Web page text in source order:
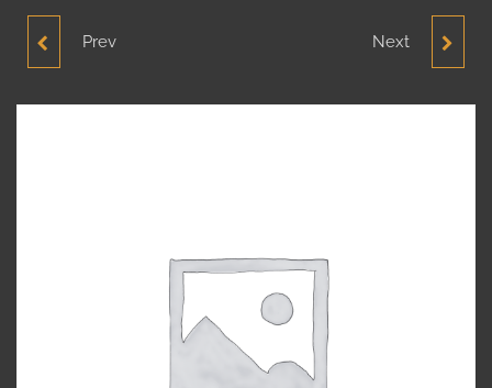
HYUNDAI ACCENT
Prev HYUNDAI ACCENTNext